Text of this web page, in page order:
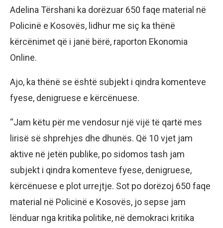
Adelina Tërshani ka dorëzuar 650 faqe material në
Policinë e Kosovës, lidhur me siç ka thënë
kërcënimet që i janë bërë, raporton Ekonomia
Online.
Ajo, ka thënë se është subjekt i qindra komenteve
fyese, denigruese e kërcënuese.
“Jam këtu për me vendosur një vijë të qartë mes
lirisë së shprehjes dhe dhunës. Që 10 vjet jam
aktive në jetën publike, po sidomos tash jam
subjekt i qindra komenteve fyese, denigruese,
kërcënuese e plot urrejtje. Sot po dorëzoj 650 faqe
material në Policinë e Kosovës, jo sepse jam
lënduar nga kritika politike, në demokraci kritika